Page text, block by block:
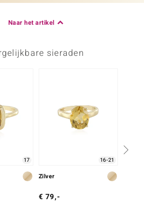
Naar het artikel
sieraden
17 16-21
Zilver
€ 79,-